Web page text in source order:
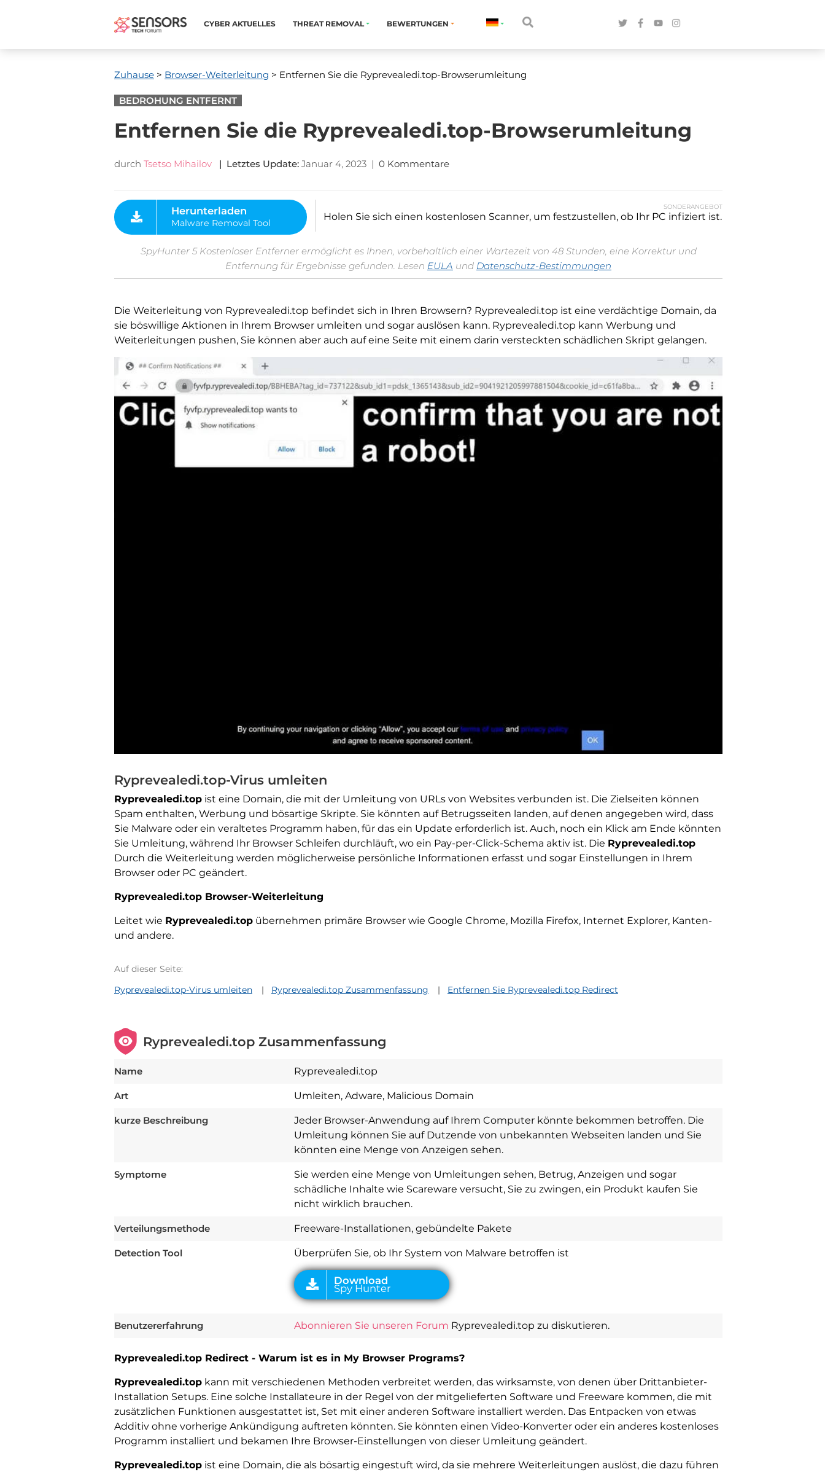
CYBER ​​AKTUELLES THREAT REMOVAL BEWERTUNGEN
Zuhause > Browser-Weiterleitung > Entfernen Sie die Ryprevealedi.top-Browserumleitung
BEDROHUNG ENTFERNT
Entfernen Sie die Ryprevealedi.top-Browserumleitung
durch Tsetso Mihailov | Letztes Update: Januar 4, 2023 | 0 Kommentare
SONDERANGEBOT
Malware Removal Tool
Holen Sie sich einen kostenlosen Scanner, um festzustellen, ob Ihr PC infiziert ist.
SpyHunter 5 Kostenloser Entferner ermöglicht es Ihnen, vorbehaltlich einer Wartezeit von 48 Stunden, eine Korrektur und
Entfernung für Ergebnisse gefunden. Lesen EULA und Datenschutz-Bestimmungen
Die Weiterleitung von Ryprevealedi.top befindet sich in Ihren Browsern? Ryprevealedi.top ist eine verdächtige Domain, da
sie böswillige Aktionen in Ihrem Browser umleiten und sogar auslösen kann. Ryprevealedi.top kann Werbung und
Weiterleitungen pushen, Sie können aber auch auf eine Seite mit einem darin versteckten schädlichen Skript gelangen.
Ryprevealedi.top-Virus umleiten
Ryprevealedi.top ist eine Domain, die mit der Umleitung von URLs von Websites verbunden ist. Die Zielseiten können
Spam enthalten, Werbung und bösartige Skripte. Sie könnten auf Betrugsseiten landen, auf denen angegeben wird, dass
Sie Malware oder ein veraltetes Programm haben, für das ein Update erforderlich ist. Auch, noch ein Klick am Ende könnten
Sie Umleitung, während Ihr Browser Schleifen durchläuft, wo ein Pay-per-Click-Schema aktiv ist. Die Ryprevealedi.top
Durch die Weiterleitung werden möglicherweise persönliche Informationen erfasst und sogar Einstellungen in Ihrem
Browser oder PC geändert.
Ryprevealedi.top Browser-Weiterleitung
Leitet wie Ryprevealedi.top übernehmen primäre Browser wie Google Chrome, Mozilla Firefox, Internet Explorer, Kanten-
und andere.
Auf dieser Seite:
Ryprevealedi.top-Virus umleiten
Ryprevealedi.top Zusammenfassung Entfernen Sie Ryprevealedi.top Redirect
Ryprevealedi.top Zusammenfassung
Name Ryprevealedi.top
Art Umleiten, Adware, Malicious Domain
kurze Beschreibung
Jeder Browser-Anwendung auf Ihrem Computer könnte bekommen betroffen. Die
Umleitung können Sie auf Dutzende von unbekannten Webseiten landen und Sie
könnten eine Menge von Anzeigen sehen.
Symptome
Sie werden eine Menge von Umleitungen sehen, Betrug, Anzeigen und sogar
schädliche Inhalte wie Scareware versucht, Sie zu zwingen, ein Produkt kaufen Sie
nicht wirklich brauchen.
Verteilungsmethode Freeware-Installationen, gebündelte Pakete
Detection Tool Überprüfen Sie, ob Ihr System von Malware betroffen ist
Spy Hunter
Benutzererfahrung Abonnieren Sie unseren Forum Ryprevealedi.top zu diskutieren.
Ryprevealedi.top Redirect - Warum ist es in My Browser Programs?
Ryprevealedi.top kann mit verschiedenen Methoden verbreitet werden, das wirksamste, von denen über Drittanbieter-
Installation Setups. Eine solche Installateure in der Regel von der mitgelieferten Software und Freeware kommen, die mit
zusätzlichen Funktionen ausgestattet ist, Set mit einer anderen Software installiert werden. Das Entpacken von etwas
Additiv ohne vorherige Ankündigung auftreten könnten. Sie könnten einen Video-Konverter oder ein anderes kostenloses
Programm installiert und bekamen Ihre Browser-Einstellungen von dieser Umleitung geändert.
Ryprevealedi.top ist eine Domain, die als bösartig eingestuft wird, da sie mehrere Weiterleitungen auslöst, die dazu führen